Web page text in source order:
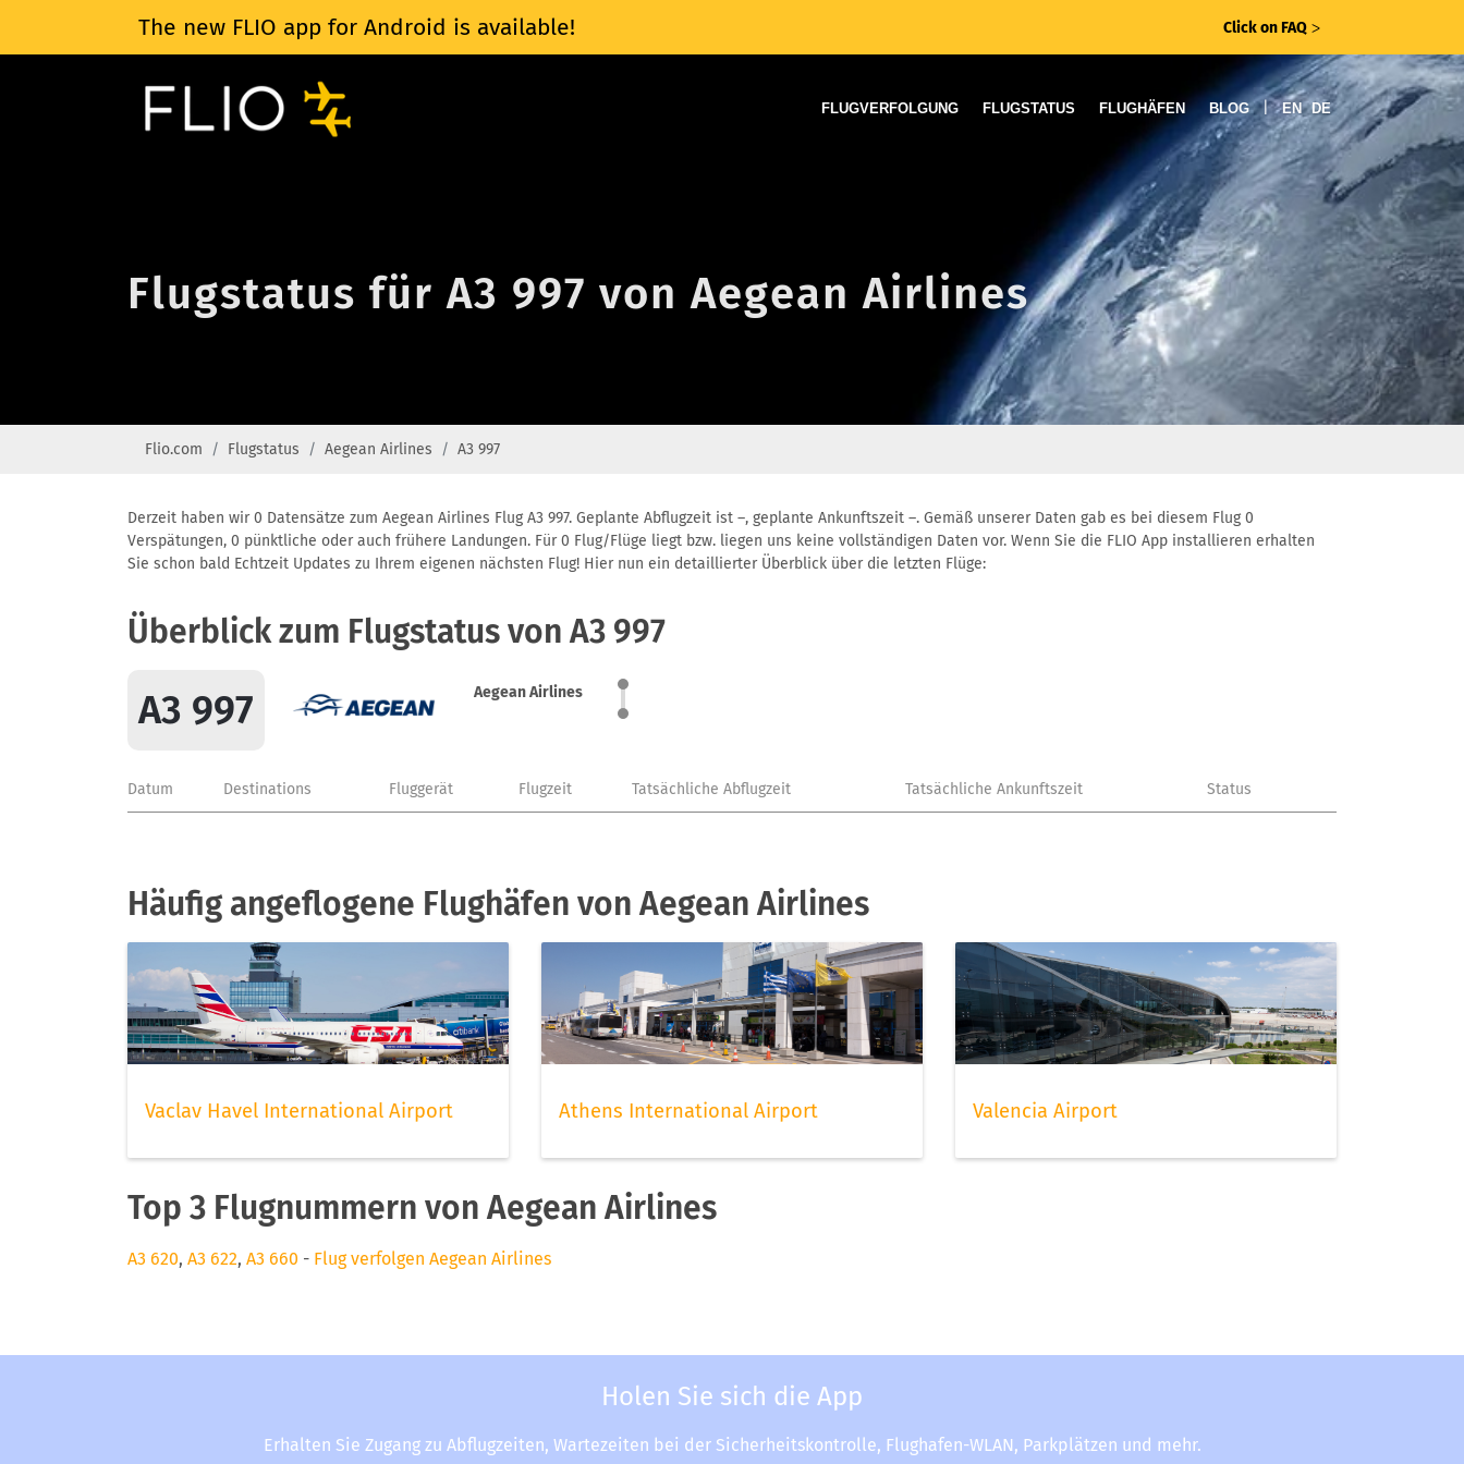
The new FLIO app for Android is available! Click on FAQ ᐳ
FLUGVERFOLGUNG FLUGSTATUS FLUGHÄFEN BLOG | EN DE
Flugstatus für A3 997 von Aegean Airlines
Flio.com Flugstatus Aegean Airlines A3 997
Derzeit haben wir 0 Datensätze zum Aegean Airlines Flug A3 997. Geplante Abflugzeit ist –, geplante Ankunftszeit –. Gemäß unserer Daten gab es bei diesem Flug 0
Verspätungen, 0 pünktliche oder auch frühere Landungen. Für 0 Flug/Flüge liegt bzw. liegen uns keine vollständigen Daten vor. Wenn Sie die FLIO App installieren erhalten
Sie schon bald Echtzeit Updates zu Ihrem eigenen nächsten Flug! Hier nun ein detaillierter Überblick über die letzten Flüge:
Überblick zum Flugstatus von A3 997
A3 997 Aegean Airlines
Datum Destinations Fluggerät Flugzeit Tatsächliche Abflugzeit Tatsächliche Ankunftszeit Status
Häufig angeflogene Flughäfen von Aegean Airlines
Vaclav Havel International Airport Athens International Airport Valencia Airport
Top 3 Flugnummern von Aegean Airlines
A3 620, A3 622, A3 660 - Flug verfolgen Aegean Airlines
Holen Sie sich die App
Erhalten Sie Zugang zu Abflugzeiten, Wartezeiten bei der Sicherheitskontrolle, Flughafen-WLAN, Parkplätzen und mehr.